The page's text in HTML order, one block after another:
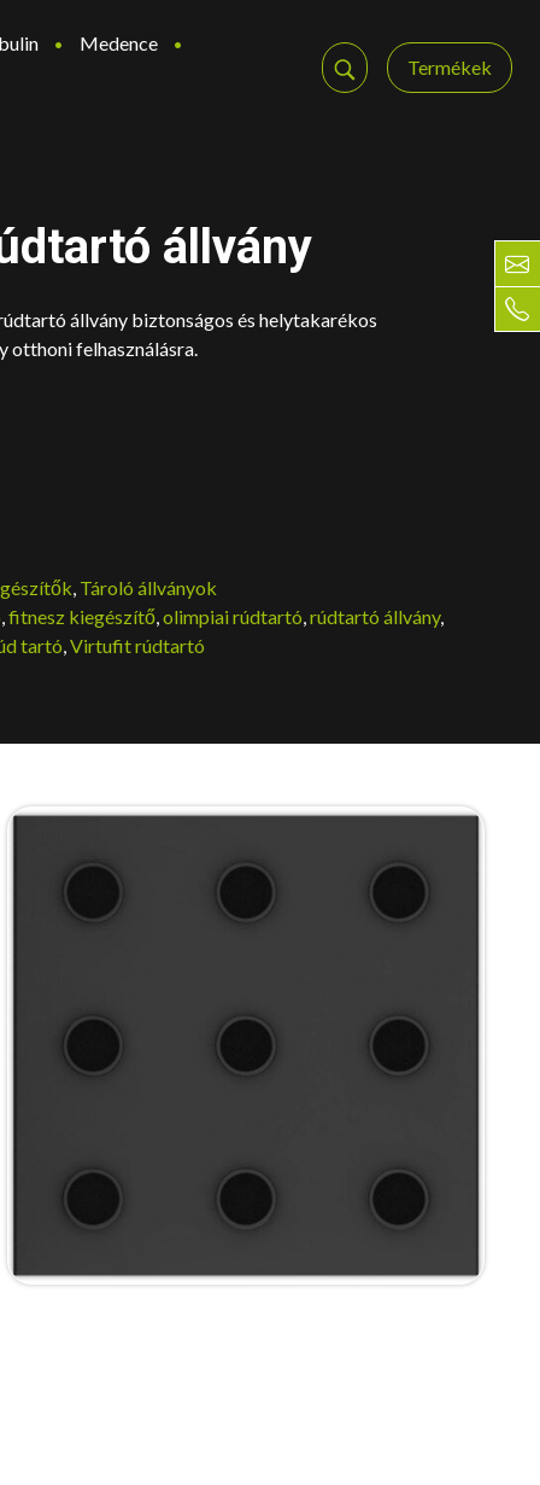
Medence
Termékek
állvány
állvány biztonságos és helytakarékos
otthoni felhasználásra.
, Tároló állványok
,fitnesz kiegészítő,olimpiai rúdtartó,rúdtartó állvány,
tartó,Virtufit rúdtartó